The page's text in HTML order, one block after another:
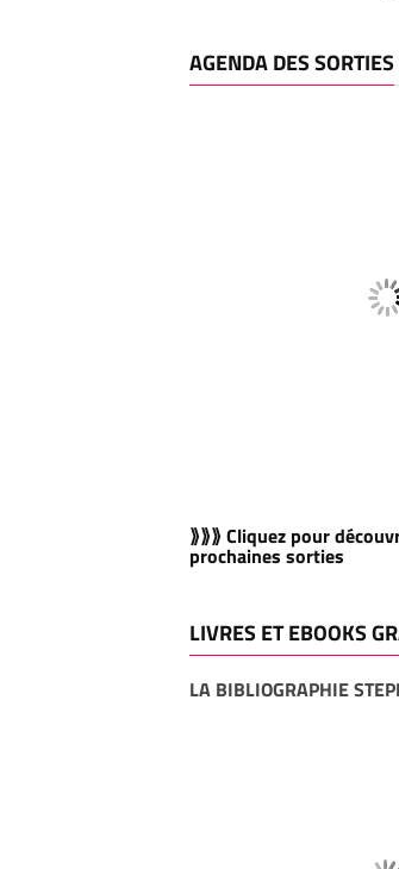
AGENDA DES SORTIES
⟫⟫⟫ Cliquez pour
prochaines sorties
LIVRES ET EBOOKS
LA BIBLIOGRAPHIE